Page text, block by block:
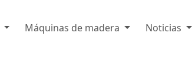
Máquinas de madera Noticias